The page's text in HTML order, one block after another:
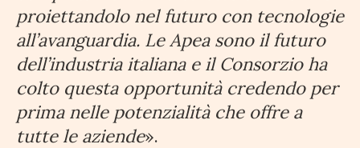
proiettandolo nel futuro con tecnologie
all’avanguardia. Le Apea sono il futuro
dell’industria italiana e il Consorzio ha
colto questa opportunità credendo per
prima nelle potenzialità che offre a
tutte le aziende».